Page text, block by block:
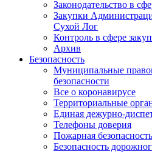
Законодательство в
Закупки
Сухой Лог
Контроль в сфере
Архив
Безопасность
Муниципальные
безопасности
Все о коронавирусе
Территориальные
Единая дежурно-
Телефоны доверия
Пожарная безопасность
Безопасность